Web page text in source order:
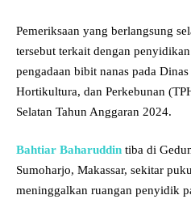
Pemeriksaan yang berlangsung
tersebut terkait dengan
pengadaan bibit nanas pada Dinas
Hortikultura, dan Perkebunan
Selatan Tahun Anggaran 2024.
Bahtiar Baharuddin tiba di
Sumoharjo, Makassar, sekitar
meninggalkan ruangan penyidik